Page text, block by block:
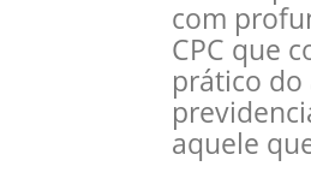
com
CPC que
prático
aquele